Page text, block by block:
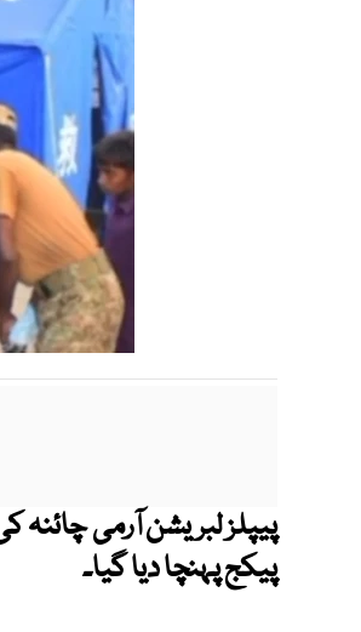
پیپلز لبریشن آرمی
پیکج پہنچا دیا گیا۔